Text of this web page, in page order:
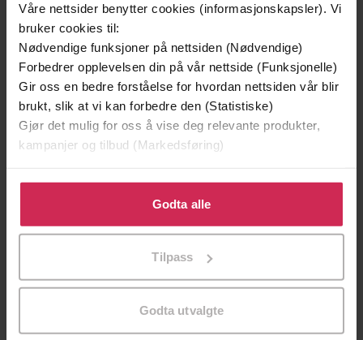
Våre nettsider benytter cookies (informasjonskapsler). Vi
bruker cookies til:
Nødvendige funksjoner på nettsiden (Nødvendige)
Forbedrer opplevelsen din på vår nettside (Funksjonelle)
Gir oss en bedre forståelse for hvordan nettsiden vår blir
brukt, slik at vi kan forbedre den (Statistiske)
Gjør det mulig for oss å vise deg relevante produkter,
kampanjer og tilbud (Markedsføring)
Klikk på «Godta alle» for å gi oss ditt samtykke til å
bruke cookies for alle disse formålene. Du kan også
tilpasse ditt samtykke til spesifikke formål ved å klikke
Godta alle
Tilpass
Godta utvalgte
399,-
Stautland(innleser)